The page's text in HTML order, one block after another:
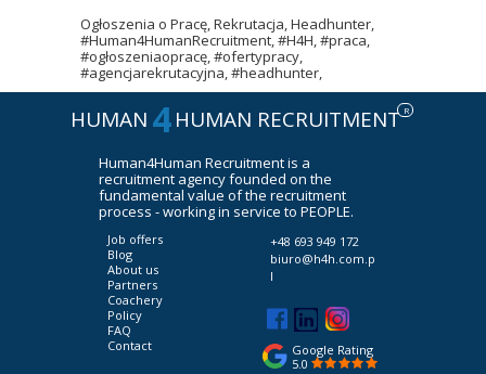
Google Rating
5.0
R
HUMAN RECRUITMENT
4
Human4Human Recruitment is a
recruitment agency founded on the
fundamental value of the recruitment
process - working in service to PEOPLE.
HUMAN
Job offers
Blog
About us
Partners
Coachery
Policy
FAQ
Contact
+48 693 949 172
biuro@h4h.com.p
l
Ogłoszenia o Pracę, Rekrutacja, Headhunter,
#Human4HumanRecruitment, #H4H, #praca,
#ogłoszeniaopracę, #ofertypracy,
#agencjarekrutacyjna, #headhunter,